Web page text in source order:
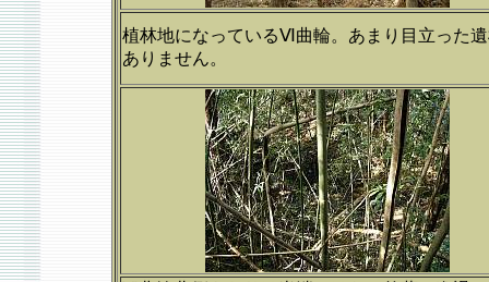
植林地になっているⅥ曲輪。あまり目立った
ありません。